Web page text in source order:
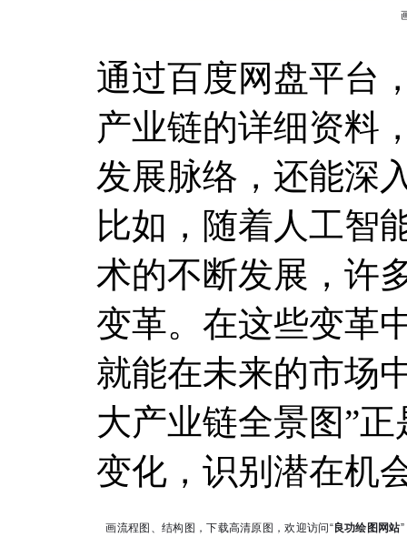
通过百度网盘平台
产业链的详细资料
发展脉络，还能深
比如，随着人工智
术的不断发展，许
变革。在这些变革
就能在未来的市场
大产业链全景图”
变化，识别潜在机